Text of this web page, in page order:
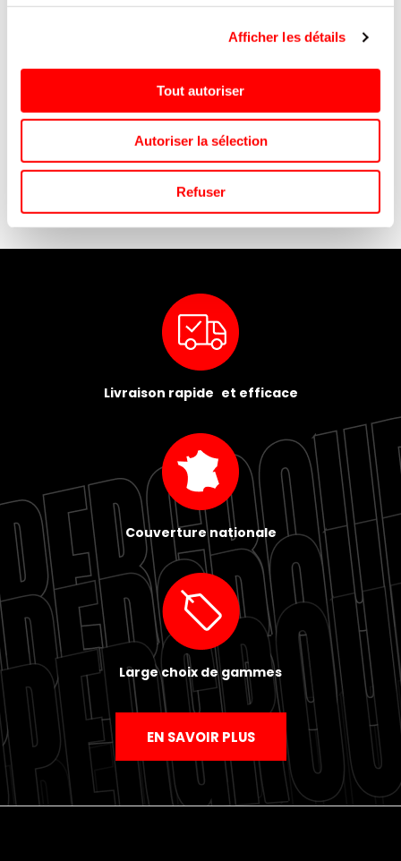
Afficher les détails
Tout autoriser
Autoriser la sélection
Refuser
SAC SANDWICH KRAFT
BRUN 100+60X340 MM /
P'TITS FEUILLETES ST MICHEL
SACHET 80 G / 30
Livraison rapide et efficace
Couverture nationale
Large choix de gammes
EN SAVOIR PLUS